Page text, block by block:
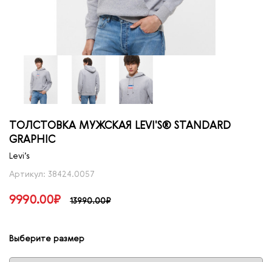
ТОЛСТОВКА МУЖСКАЯ LEVI'S® STANDARD
GRAPHIC
Levi’s
Артикул: 38424.0057
9990.00₽ 13990.00₽
Выберите размер